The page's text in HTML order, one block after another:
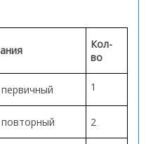
Кол-
во
1
2